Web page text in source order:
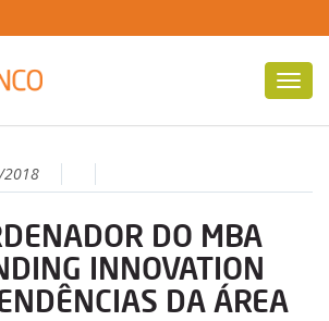
2018
DO MBA
INNOVATION
DA ÁREA